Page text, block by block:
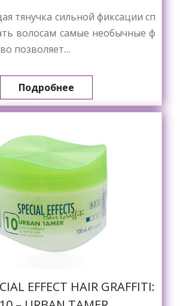
тянучка сильной фиксации сп
волосам самые необычные ф
позволяет…
Подробнее
EFFECT HAIR GRAFFITI: